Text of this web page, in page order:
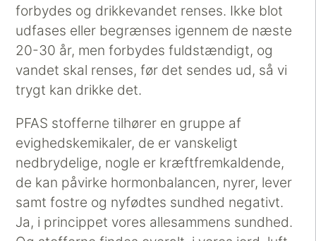
forbydes og drikkevandet renses. Ikke blot
udfases eller begrænses igennem de næste
20-30 år, men forbydes fuldstændigt, og
vandet skal renses, før det sendes ud, så vi
trygt kan drikke det.
PFAS stofferne tilhører en gruppe af
evighedskemikaler, de er vanskeligt
nedbrydelige, nogle er kræftfremkaldende,
de kan påvirke hormonbalancen, nyrer, lever
samt fostre og nyfødtes sundhed negativt.
Ja, i princippet vores allesammens sundhed.